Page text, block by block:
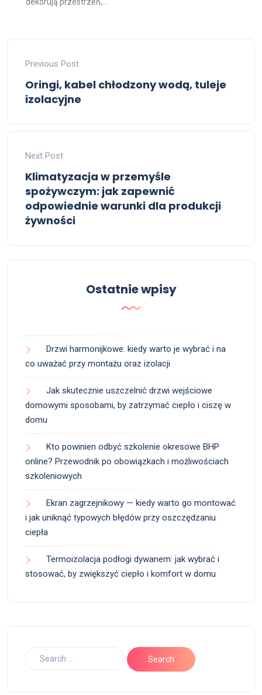
Previous Post
Oringi, kabel chłodzony wodą, tuleje
izolacyjne
Next Post
Klimatyzacja w przemyśle
spożywczym: jak zapewnić
odpowiednie warunki dla produkcji
żywności
Ostatnie wpisy
Drzwi harmonijkowe: kiedy warto je wybrać i na
co uważać przy montażu oraz izolacji
Jak skutecznie uszczelnić drzwi wejściowe
domowymi sposobami, by zatrzymać ciepło i ciszę w
domu
Kto powinien odbyć szkolenie okresowe BHP
online? Przewodnik po obowiązkach i możliwościach
szkoleniowych
Ekran zagrzejnikowy — kiedy warto go montować
i jak uniknąć typowych błędów przy oszczędzaniu
ciepła
Termoizolacja podłogi dywanem: jak wybrać i
stosować, by zwiększyć ciepło i komfort w domu